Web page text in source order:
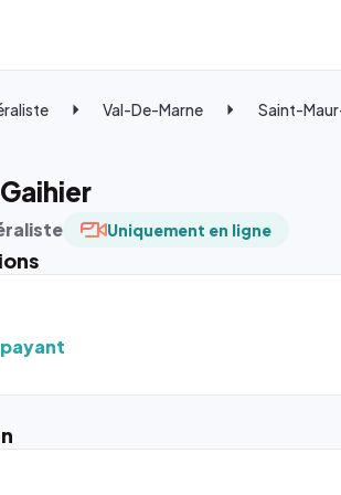
Val-De-Marne Saint-
Uniquement en ligne